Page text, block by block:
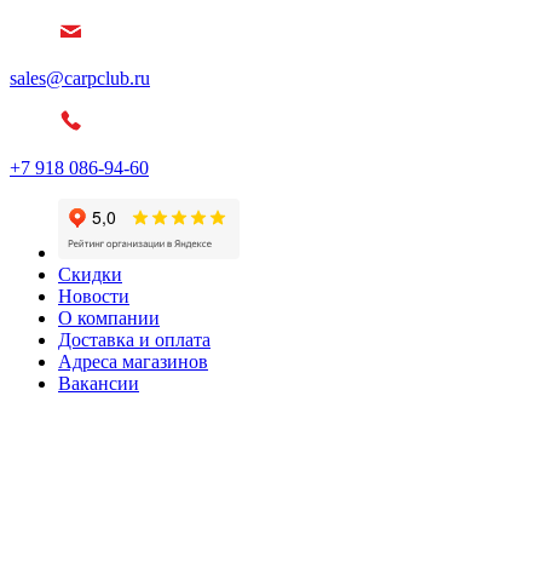
sales@carpclub.ru
+7 918 086-94-60
Скидки
Новости
О компании
Доставка и оплата
Адреса магазинов
Вакансии